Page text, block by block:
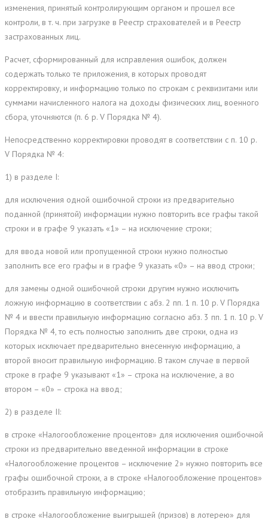
изменения, принятый контролирующим органом и прошел все
контроли, в т. ч. при загрузке в Реестр страхователей и в Реестр
застрахованных лиц.
Расчет, сформированный для исправления ошибок, должен
содержать только те приложения, в которых проводят
корректировку, и информацию только по строкам с реквизитами или
суммами начисленного налога на доходы физических лиц, военного
сбора, уточняются (п. 6 р. V Порядка № 4).
Непосредственно корректировки проводят в соответствии с п. 10 р.
V Порядка № 4:
1) в разделе I:
для исключения одной ошибочной строки из предварительно
поданной (принятой) информации нужно повторить все графы такой
строки и в графе 9 указать «1» – на исключение строки;
для ввода новой или пропущенной строки нужно полностью
заполнить все его графы и в графе 9 указать «0» – на ввод строки;
для замены одной ошибочной строки другим нужно исключить
ложную информацию в соответствии с абз. 2 пп. 1 п. 10 р. V Порядка
№ 4 и ввести правильную информацию согласно абз. 3 пп. 1 п. 10 р. V
Порядка № 4, то есть полностью заполнить две строки, одна из
которых исключает предварительно внесенную информацию, а
второй вносит правильную информацию. В таком случае в первой
строке в графе 9 указывают «1» – строка на исключение, а во
втором – «0» – строка на ввод;
2) в разделе II:
в строке «Налогообложение процентов» для исключения ошибочной
строки из предварительно введенной информации в строке
«Налогообложение процентов – исключение 2» нужно повторить все
графы ошибочной строки, а в строке «Налогообложение процентов»
отобразить правильную информацию;
в строке «Налогообложение выигрышей (призов) в лотерею» для